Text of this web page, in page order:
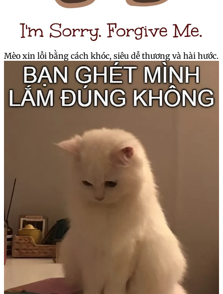
Mèo xin lỗi bằng cách khóc, siêu dễ thương và hài hước.